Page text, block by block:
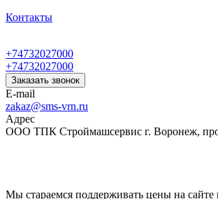
Контакты
+74732027000
+74732027000
Заказать звонок
E-mail
zakaz@sms-vrn.ru
Адрес
ООО ТПК Строймашсервис г. Воронеж,
Мы стараемся поддерживать цены на сайте